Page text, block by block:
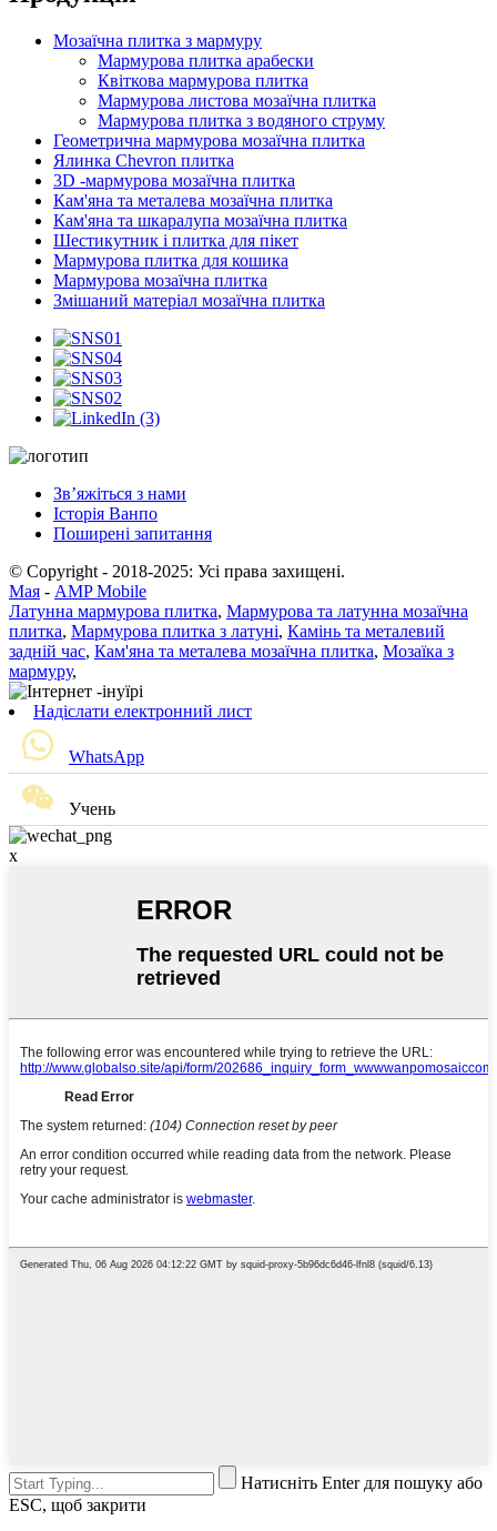
Мозаїчна плитка з мармуру
Мармурова плитка арабески
Квіткова мармурова плитка
Мармурова листова мозаїчна плитка
Мармурова плитка з водяного струму
Геометрична мармурова мозаїчна плитка
Ялинка Chevron плитка
3D -мармурова мозаїчна плитка
Кам'яна та металева мозаїчна плитка
Кам'яна та шкаралупа мозаїчна плитка
Шестикутник і плитка для пікет
Мармурова плитка для кошика
Мармурова мозаїчна плитка
Змішаний матеріал мозаїчна плитка
Зв’яжіться з нами
Історія Ванпо
Поширені запитання
© Copyright - 2018-2025: Усі права захищені.
Мая - AMP Mobile
Латунна мармурова плитка, Мармурова та латунна мозаїчна
плитка, Мармурова плитка з латуні, Камінь та металевий
задній час, Кам'яна та металева мозаїчна плитка, Мозаїка з
мармуру,
Надіслати електронний лист
WhatsApp
Учень
x
Натисніть Enter для пошуку або
ESC, щоб закрити